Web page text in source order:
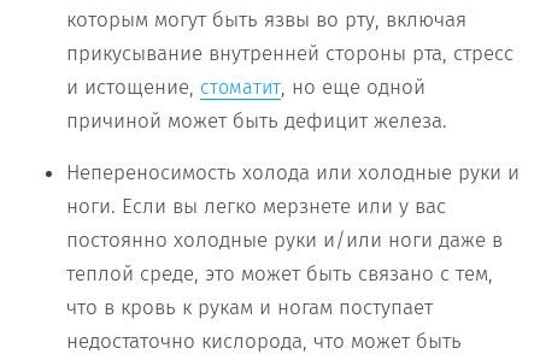
которым могут быть язвы во рту, включая
прикусывание внутренней стороны рта, стресс
и истощение, стоматит, но еще одной
причиной может быть дефицит железа.
Непереносимость холода или холодные руки и
ноги. Если вы легко мерзнете или у вас
постоянно холодные руки и/или ноги даже в
теплой среде, это может быть связано с тем,
что в кровь к рукам и ногам поступает
недостаточно кислорода, что может быть